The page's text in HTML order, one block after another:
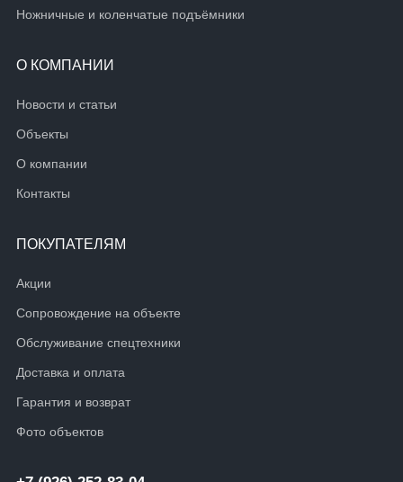
Ножничные и коленчатые подъёмники
О КОМПАНИИ
Новости и статьи
Объекты
О компании
Контакты
ПОКУПАТЕЛЯМ
Акции
Сопровождение на объекте
Обслуживание спецтехники
Доставка и оплата
Гарантия и возврат
Фото объектов